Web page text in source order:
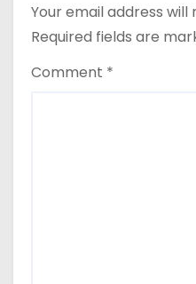
Your email address will
Required fields are
Comment *